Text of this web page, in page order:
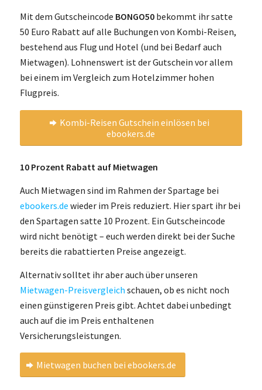
Mit dem Gutscheincode BONGO50bekommt ihr satte
50 Euro Rabatt auf alle Buchungen von Kombi-Reisen,
bestehend aus Flug und Hotel (und bei Bedarf auch
Mietwagen). Lohnenswert ist der Gutschein vor allem
bei einem im Vergleich zum Hotelzimmer hohen
Flugpreis.
Kombi-Reisen Gutschein einlösen bei
ebookers.de
10 Prozent Rabatt auf Mietwagen
Auch Mietwagen sind im Rahmen der Spartage bei
ebookers.de wieder im Preis reduziert. Hier spart ihr bei
den Spartagen satte 10 Prozent. Ein Gutscheincode
wird nicht benötigt – euch werden direkt bei der Suche
bereits die rabattierten Preise angezeigt.
Alternativ solltet ihr aber auch über unseren
Mietwagen-Preisvergleich schauen, ob es nicht noch
einen günstigeren Preis gibt. Achtet dabei unbedingt
auch auf die im Preis enthaltenen
Versicherungsleistungen.
Mietwagen buchen bei ebookers.de